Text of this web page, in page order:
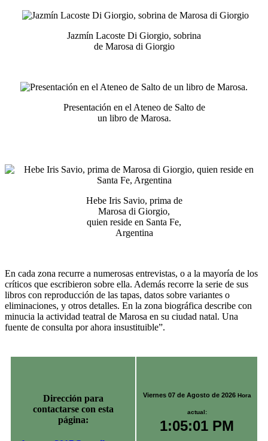
Jazmín Lacoste Di Giorgio, sobrina
de Marosa di Giorgio
Presentación en el Ateneo de Salto de
un libro de Marosa.
Hebe Iris Savio, prima de
Marosa di Giorgio,
quien reside en Santa Fe,
Argentina
En cada zona recurre a numerosas entrevistas, o a la mayoría de los
críticos que escribieron sobre ella. Además recorre la serie de sus
libros con reproducción de las tapas, datos sobre variantes o
eliminaciones, y otros detalles. En la zona biográfica describe con
minucia la actividad teatral de Marosa en su ciudad natal. Una
fuente de consulta por ahora insustituible”.
Dirección para
contactarse con esta
página:
Viernes 07 de Agosto de 2026 Hora
actual:
1:05:01 PM